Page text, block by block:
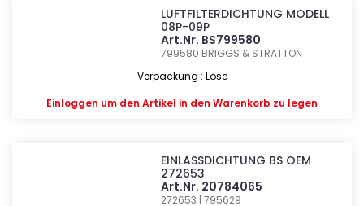
LUFTFILTERDICHTUNG MODELL
08P-09P
Art.Nr. BS799580
799580 BRIGGS & STRATTON
Verpackung : Lose
Einloggen um den Artikel in den Warenkorb zu legen
EINLASSDICHTUNG BS OEM
272653
Art.Nr. 20784065
272653 | 795629